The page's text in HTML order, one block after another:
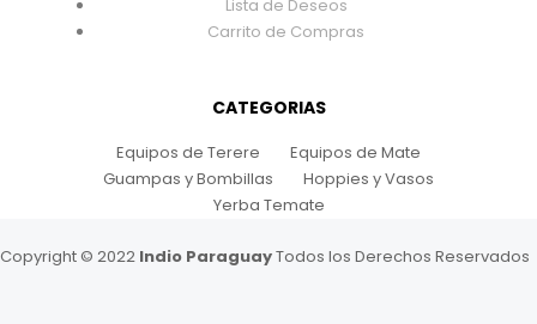
Lista de Deseos
Carrito de Compras
CATEGORIAS
Equipos de Terere
Equipos de Mate
Guampas y Bombillas
Hoppies y Vasos
Yerba Temate
Copyright © 2022 Indio ParaguayTodos los Derechos Reservados